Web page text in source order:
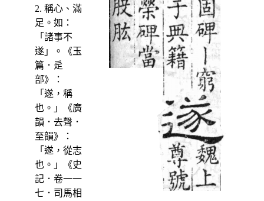
2. 稱心、滿
足。如：
「諸事不
遂」。《玉
篇．辵
部》：
「遂，稱
也。」《廣
韻．去聲．
至韻》：
「遂，從志
也。」《史
記．卷一一
七．司馬相